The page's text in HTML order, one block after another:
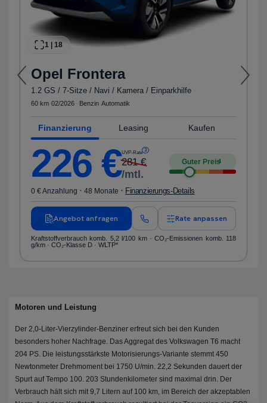
1 | 18
Opel Frontera
1.2 GS / 7-Sitze / Navi / Kamera / Einparkhilfe
60 km 02/2026 Benzin Automatik
Finanzierung Leasing Kaufen
226 €UVP-Rate 3
281€
/mtl.
Guter Preis4
0 € Anzahlung · 48 Monate · Finanzierungs-Details
Angebot anfragen Rate anpassen
Kraftstoffverbrauch komb. 5,2 l/100 km · CO₂-Emissionen komb. 118
g/km · CO₂-Klasse D · WLTP*
Motoren und Leistung
Der 2,0-Liter-Vierzylinder-Benziner erfreut sich bei den Kunden
besonders hoher Nachfrage. Das Aggregat des Volkswagen T6 macht
204 PS. Die leistungsstärkste Motorisierungs-Variante stemmt 450
Newtonmeter Drehmoment bei 1750 U/min. 22,2 Sekunden dauert der
Spurt auf Tempo 100. 203 Stundenkilometer sind maximal drin. Der
Verbrauch hält sich mit 9,7 Litern auf 100 km, im Bereich der akzeptablen